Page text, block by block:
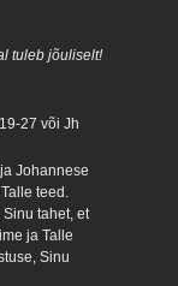
tuleb jõuliselt!
27 või Jh
Johannese
teed.
tahet, et
ja Talle
Sinu